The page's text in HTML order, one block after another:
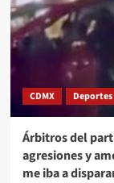
CDMX Deportes
Árbitros del
agresiones y
me iba a